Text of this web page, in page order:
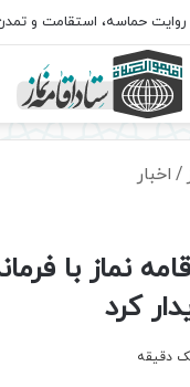
/ اخبار
نماز با
کرد
دقیقه